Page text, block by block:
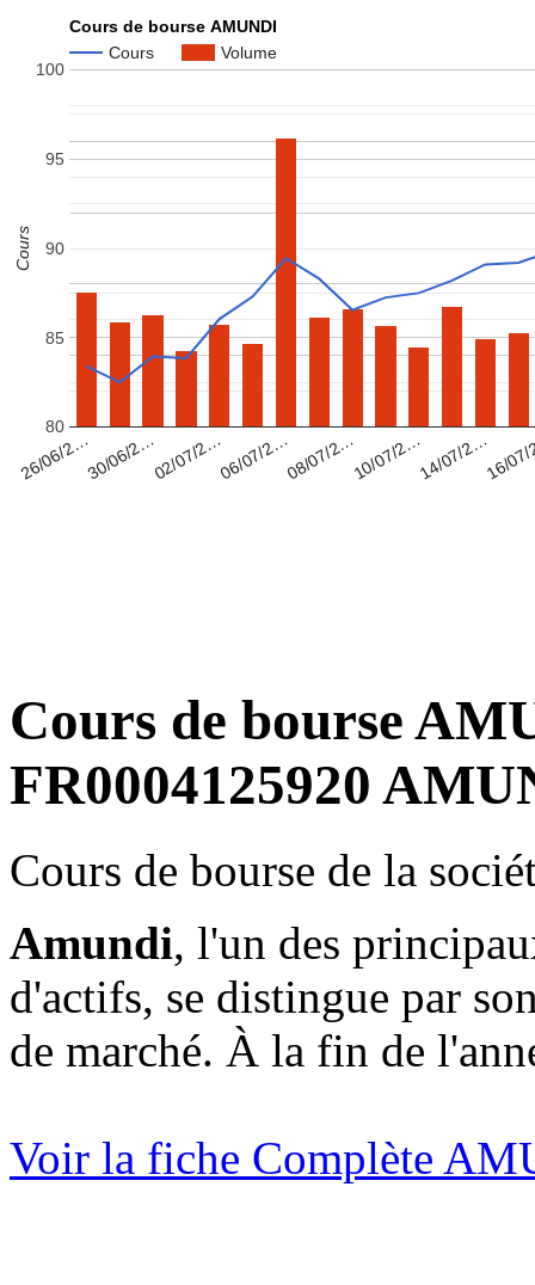
Cours de bourse AMUNDI
Cours
Volume
26/06/2…30/06/2…02/07/2…06/07/2…08/07/2…10/07/2…14/07/2…16/
80
85
90
95
100
Cours
Cours de bourse
FR0004125920
Cours de bourse de la
Amundi, l'un des
d'actifs, se distingue par
de marché. À la fin de
Voir la fiche Complète